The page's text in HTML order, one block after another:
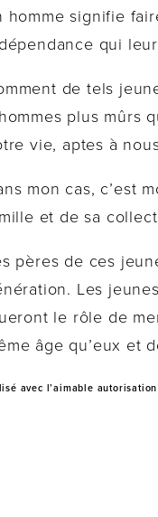
homme signifie
qui
de tels
plus mûrs
vie, aptes à
mon cas, c’est
et de sa
pères de ces
Les
le rôle de
âge qu’eux et
avec l’aimable